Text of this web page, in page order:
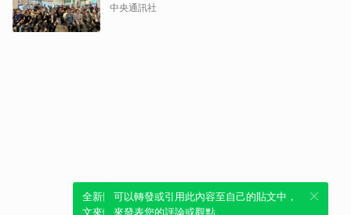
中央通訊社
全新體驗！一鍵引用此內容，透過發布貼
文來輕鬆表達個人立場。
可以轉發或引用此內容至自己的貼文中，
來發表您的評論或觀點。